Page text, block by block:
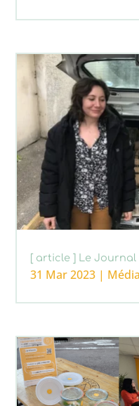
[ article ] Le Journal
31 Mar 2023 |